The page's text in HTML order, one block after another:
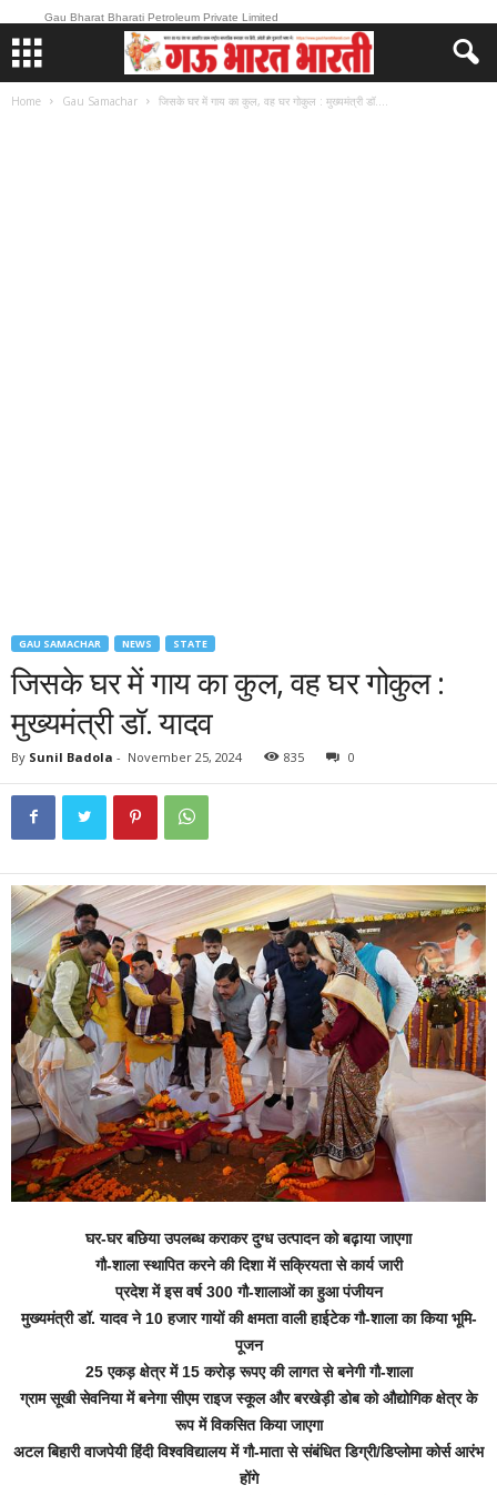
Gau Bharat Bharati Petroleum Private Limited
Home Gau Samachar जिसके घर में गाय का कुल, वह घर गोकुल : मुख्यमंत्री डॉ....
GAU SAMACHAR NEWS STATE
जिसके घर में गाय का कुल, वह घर गोकुल :
मुख्यमंत्री डॉ. यादव
By Sunil Badola - November 25, 2024 835 0
घर-घर बछिया उपलब्ध कराकर दुग्ध उत्पादन को बढ़ाया जाएगा
गौ-शाला स्थापित करने की दिशा में सक्रियता से कार्य जारी
प्रदेश में इस वर्ष 300 गौ-शालाओं का हुआ पंजीयन
मुख्यमंत्री डॉ. यादव ने 10 हजार गायों की क्षमता वाली हाईटेक गौ-शाला का किया भूमि-
पूजन
25 एकड़ क्षेत्र में 15 करोड़ रूपए की लागत से बनेगी गौ-शाला
ग्राम सूखी सेवनिया में बनेगा सीएम राइज स्कूल और बरखेड़ी डोब को औद्योगिक क्षेत्र के
रूप में विकसित किया जाएगा
अटल बिहारी वाजपेयी हिंदी विश्वविद्यालय में गौ-माता से संबंधित डिग्री/डिप्लोमा कोर्स आरंभ
होंगे